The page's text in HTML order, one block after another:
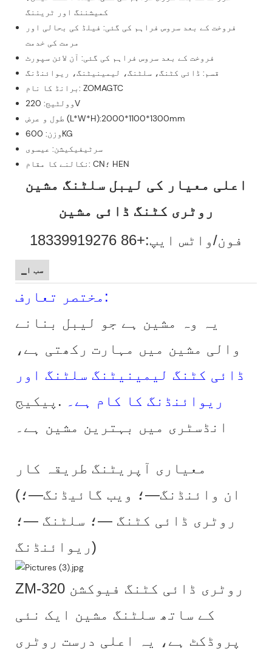
کمیشننگ اور ٹریننگ
فروخت کے بعد سروس فراہم کی گئی: فیلڈ کی بحالی اور
مرمت کی خدمت
فروخت کے بعد سروس فراہم کی گئی: آن لائن سپورٹ
قسم: ڈائی کٹنگ، سلٹنگ، لیمینیٹنگ، ریوائنڈنگ
برانڈ کا نام: ZOMAGTC
وولٹیج: 220V
طول و عرض (L*W*H):2000*1100*1300mm
وزن: 600KG
سرٹیفیکیشن: عیسوی
نکالنے کا مقام: CN؛ HEN
اعلی معیار کی لیبل سلٹنگ مشین
روٹری کٹنگ ڈائی مشین
فون/واٹس ایپ:+86 18339919276
▁سب ا
مختصر تعارف:
یہ وہ مشین ہے جو لیبل بنانے
والی مشین میں مہارت رکھتی ہے،
ڈائی کٹنگ لیمینیٹنگ سلٹنگ اور
ریوائنڈنگ کا کام ہے۔ .پیکیج
انڈسٹری میں بہترین مشین ہے۔
(ان وائنڈنگ—؛ ویب گائیڈنگ—؛
روٹری ڈائی کٹنگ —؛ سلٹنگ —؛
ریوائنڈنگ)
ZM-320 روٹری ڈائی کٹنگ فیوکشن
کے ساتھ سلٹنگ مشین ایک نئی
پروڈکٹ ہے، یہ اعلی درست روٹری